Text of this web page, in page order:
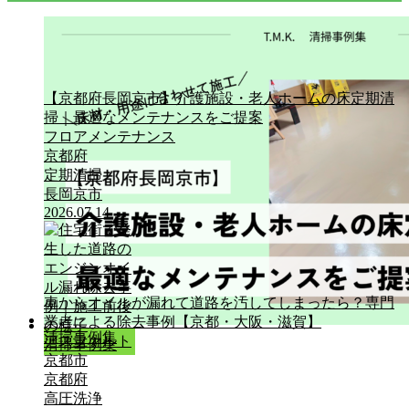
清掃事例集
【京都府長岡京市】介護施設・老人ホームの床定期清
掃｜最適なメンテナンスをご提案
フロアメンテナンス
京都府
定期清掃
長岡京市
2026.07.14
清掃事例集
車からオイルが漏れて道路を汚してしまったら？専門
業者による除去事例【京都・大阪・滋賀】
アスファルト
京都市
京都府
高圧洗浄